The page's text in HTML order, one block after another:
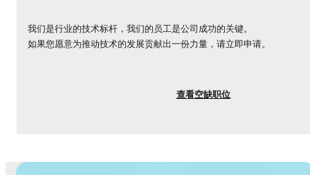
我们是行业的技术标杆，我们的员工是公司成功的关键。
如果您愿意为推动技术的发展贡献出一份力量，请立即申请。
查看空缺职位